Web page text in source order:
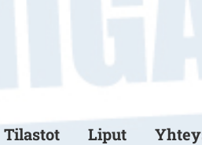
Tilastot Liput